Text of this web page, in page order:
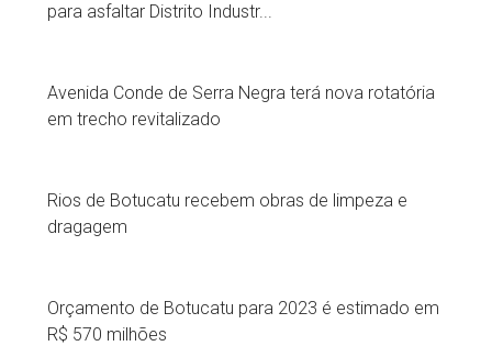
para asfaltar Distrito Industr...
Avenida Conde de Serra Negra terá nova rotatória
em trecho revitalizado
Rios de Botucatu recebem obras de limpeza e
dragagem
Orçamento de Botucatu para 2023 é estimado em
R$ 570 milhões